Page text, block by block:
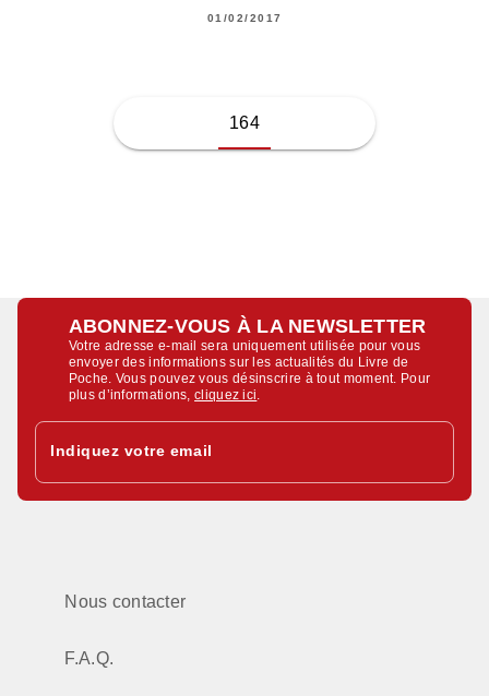
01/02/2017
164
ABONNEZ-VOUS À LA NEWSLETTER
Votre adresse e-mail sera uniquement utilisée pour vous
envoyer des informations sur les actualités du Livre de
Poche. Vous pouvez vous désinscrire à tout moment. Pour
plus d’informations,cliquez ici
Indiquez votre email
Nous contacter
F.A.Q.